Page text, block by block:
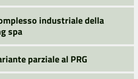
industriale della
spa
parziale al PRG